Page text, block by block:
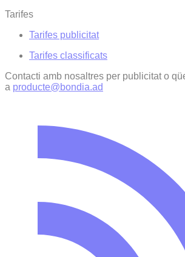
Tarifes
Tarifes publicitat
Tarifes classificats
Contacti amb nosaltres per publicitat o
a producte@bondia.ad